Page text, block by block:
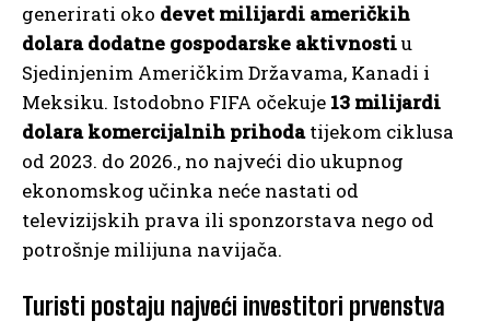
generirati oko devet milijardi američkih
dolara dodatne gospodarske aktivnostiu
Sjedinjenim Američkim Državama, Kanadi i
Meksiku. Istodobno FIFA očekuje 13 milijardi
dolara komercijalnih prihodatijekom ciklusa
od 2023. do 2026., no najveći dio ukupnog
ekonomskog učinka neće nastati od
televizijskih prava ili sponzorstava nego od
potrošnje milijuna navijača.
Turisti postaju najveći investitori prvenstva